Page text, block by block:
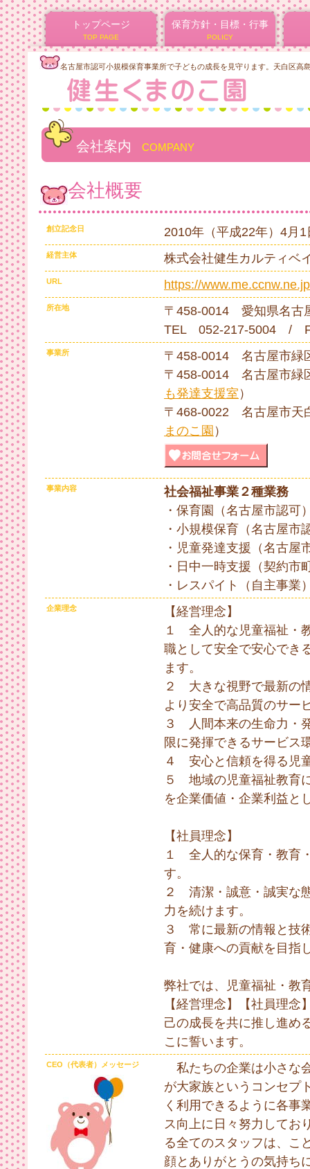
名古屋市認可小規模保育事業所で子どもの成長を見守ります。天白区高
会社案内 COMPANY
会社概要
創立記念日 2010年（平成22年）4月1
経営主体 株式会社健生カルティベ
URL https://
所在地
〒458-0014 愛知県名古
TEL 052-217-5004 /
事業所
〒458-0014 名古屋市緑
〒458-0014 名古屋市緑
も発達支援室）
〒468-0022 名古屋市天
まのこ園）
事業内容
社会福祉事業２種業務
・保育園（名古屋市認可
・小規模保育（名古屋市
・児童発達支援（名古屋
・日中一時支援（契約市
・レスパイト（自主事業
企業理念
【経営理念】
１ 全人的な児童福祉・
職として安全で安心でき
ます。
２ 大きな視野で最新の
より安全で高品質のサー
３ 人間本来の生命力・
限に発揮できるサービス
４ 安心と信頼を得る児
５ 地域の児童福祉教育
を企業価値・企業利益と
【社員理念】
１ 全人的な保育・教育
す。
２ 清潔・誠意・誠実な
力を続けます。
３ 常に最新の情報と技
育・健康への貢献を目指
弊社では、児童福祉・教
【経営理念】【社員理
己の成長を共に推し進め
こに誓います。
CEO（代表者）メッセージ
私たちの企業は小さな
が大家族というコンセプ
く利用できるように各事
ス向上に日々努力してお
る全てのスタッフは、こ
顔とありがとうの気持ち
トップページ
TOP PAGE
保育方針・目標・行事
POLICY